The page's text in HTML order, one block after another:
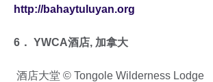
http://bahaytuluyan.org
6． YWCA酒店, 加拿大
酒店大堂 © Tongole Wilderness Lodge